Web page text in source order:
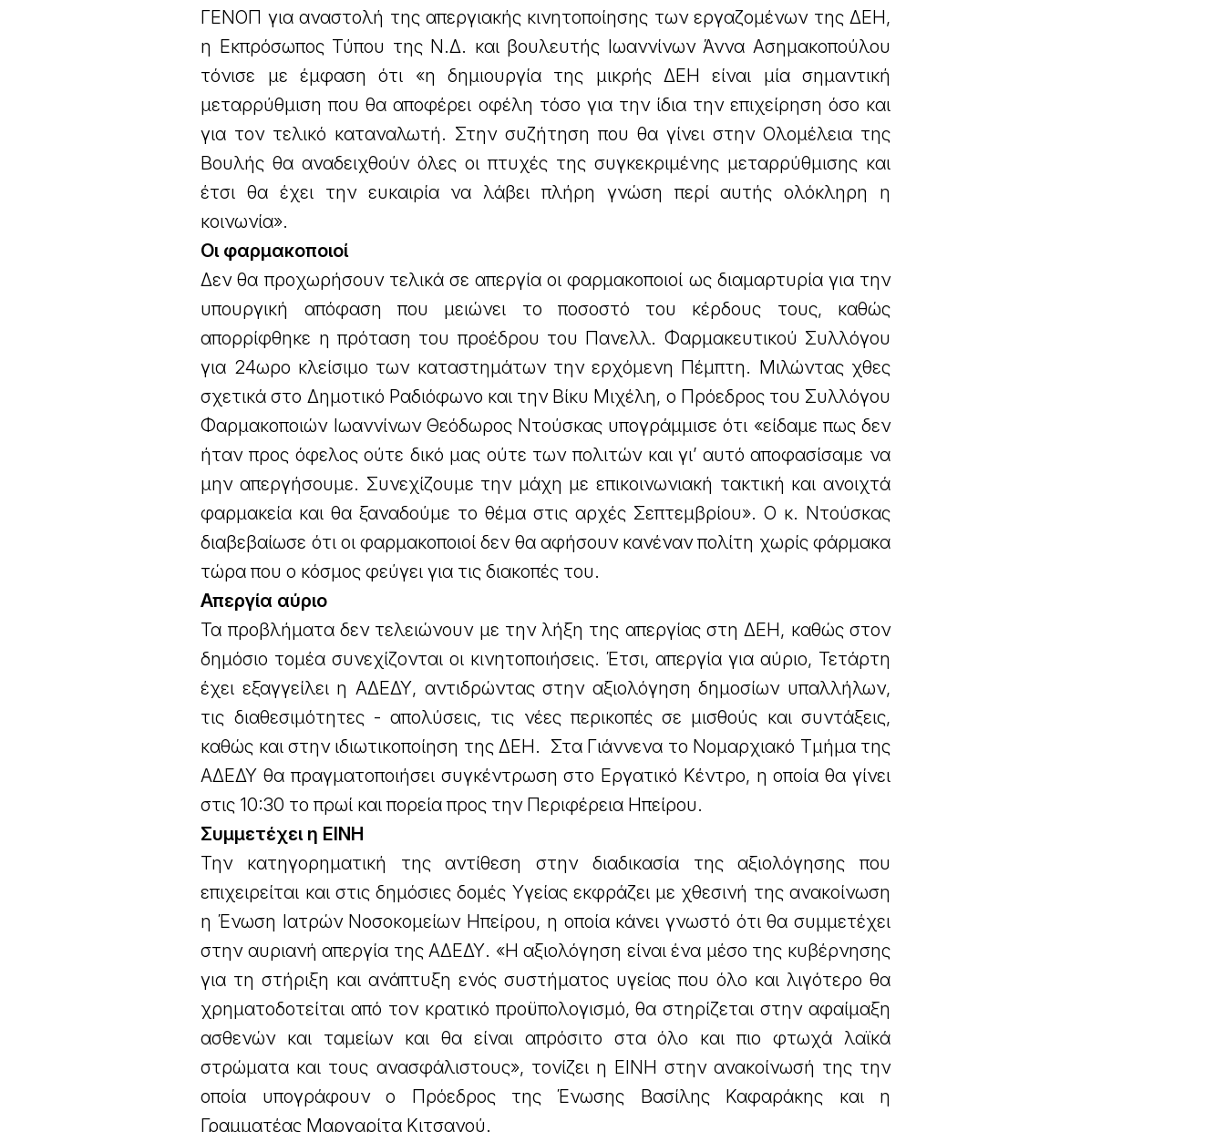
ΓΕΝΟΠ για αναστολή της απεργιακής κινητοποίησης των εργαζομένων της ΔΕΗ,
η Εκπρόσωπος Τύπου της Ν.Δ. και βουλευτής Ιωαννίνων Άννα Ασημακοπούλου
τόνισε με έμφαση ότι «η δημιουργία της μικρής ΔΕΗ είναι μία σημαντική
μεταρρύθμιση που θα αποφέρει οφέλη τόσο για την ίδια την επιχείρηση όσο και
για τον τελικό καταναλωτή. Στην συζήτηση που θα γίνει στην Ολομέλεια της
Βουλής θα αναδειχθούν όλες οι πτυχές της συγκεκριμένης μεταρρύθμισης και
έτσι θα έχει την ευκαιρία να λάβει πλήρη γνώση περί αυτής ολόκληρη η
κοινωνία».
Οι φαρμακοποιοί
Δεν θα προχωρήσουν τελικά σε απεργία οι φαρμακοποιοί ως διαμαρτυρία για την
υπουργική απόφαση που μειώνει το ποσοστό του κέρδους τους, καθώς
απορρίφθηκε η πρόταση του προέδρου του Πανελλ. Φαρμακευτικού Συλλόγου
για 24ωρο κλείσιμο των καταστημάτων την ερχόμενη Πέμπτη. Μιλώντας χθες
σχετικά στο Δημοτικό Ραδιόφωνο και την Βίκυ Μιχέλη, ο Πρόεδρος του Συλλόγου
Φαρμακοποιών Ιωαννίνων Θεόδωρος Ντούσκας υπογράμμισε ότι «είδαμε πως δεν
ήταν προς όφελος ούτε δικό μας ούτε των πολιτών και γι’ αυτό αποφασίσαμε να
μην απεργήσουμε. Συνεχίζουμε την μάχη με επικοινωνιακή τακτική και ανοιχτά
φαρμακεία και θα ξαναδούμε το θέμα στις αρχές Σεπτεμβρίου». Ο κ. Ντούσκας
διαβεβαίωσε ότι οι φαρμακοποιοί δεν θα αφήσουν κανέναν πολίτη χωρίς φάρμακα
τώρα που ο κόσμος φεύγει για τις διακοπές του.
Απεργία αύριο
Τα προβλήματα δεν τελειώνουν με την λήξη της απεργίας στη ΔΕΗ, καθώς στον
δημόσιο τομέα συνεχίζονται οι κινητοποιήσεις. Έτσι, απεργία για αύριο, Τετάρτη
έχει εξαγγείλει η ΑΔΕΔΥ, αντιδρώντας στην αξιολόγηση δημοσίων υπαλλήλων,
τις διαθεσιμότητες - απολύσεις, τις νέες περικοπές σε μισθούς και συντάξεις,
καθώς και στην ιδιωτικοποίηση της ΔΕΗ. Στα Γιάννενα το Νομαρχιακό Τμήμα της
ΑΔΕΔΥ θα πραγματοποιήσει συγκέντρωση στο Εργατικό Κέντρο, η οποία θα γίνει
στις 10:30 το πρωί και πορεία προς την Περιφέρεια Ηπείρου.
Συμμετέχει η ΕΙΝΗ
Την κατηγορηματική της αντίθεση στην διαδικασία της αξιολόγησης που
επιχειρείται και στις δημόσιες δομές Υγείας εκφράζει με χθεσινή της ανακοίνωση
η Ένωση Ιατρών Νοσοκομείων Ηπείρου, η οποία κάνει γνωστό ότι θα συμμετέχει
στην αυριανή απεργία της ΑΔΕΔΥ. «Η αξιολόγηση είναι ένα μέσο της κυβέρνησης
για τη στήριξη και ανάπτυξη ενός συστήματος υγείας που όλο και λιγότερο θα
χρηματοδοτείται από τον κρατικό προϋπολογισμό, θα στηρίζεται στην αφαίμαξη
ασθενών και ταμείων και θα είναι απρόσιτο στα όλο και πιο φτωχά λαϊκά
στρώματα και τους ανασφάλιστους», τονίζει η ΕΙΝΗ στην ανακοίνωσή της την
οποία υπογράφουν ο Πρόεδρος της Ένωσης Βασίλης Καφαράκης και η
Γραμματέας Μαργαρίτα Κιτσανού.